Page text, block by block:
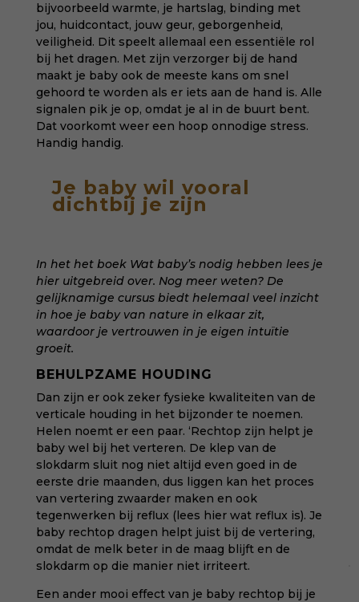
bijvoorbeeld warmte, je hartslag, binding met
jou, huidcontact, jouw geur, geborgenheid,
veiligheid. Dit speelt allemaal een essentiële rol
bij het dragen. Met zijn verzorger bij de hand
maakt je baby ook de meeste kans om snel
gehoord te worden als er iets aan de hand is. Alle
signalen pik je op, omdat je al in de buurt bent.
Dat voorkomt weer een hoop onnodige stress.
Handig handig.
Je baby wil vooral
dichtbij je zijn
In het het boek Wat baby’s nodig hebben lees je
hier uitgebreid over. Nog meer weten? De
gelijknamige cursusbiedt helemaal veel inzicht
in hoe je baby van nature in elkaar zit,
waardoor je vertrouwen in je eigen intuïtie
groeit.
BEHULPZAME HOUDING
Dan zijn er ook zeker fysieke kwaliteiten van de
verticale houding in het bijzonder te noemen.
Helen noemt er een paar. ‘Rechtop zijn helpt je
baby wel bij het verteren. De klep van de
slokdarm sluit nog niet altijd even goed in de
eerste drie maanden, dus liggen kan het proces
van vertering zwaarder maken en ook
tegenwerken bij reflux (lees hierwat reflux is). Je
baby rechtop dragen helpt juist bij de vertering,
omdat de melk beter in de maag blijft en de
slokdarm op die manier niet irriteert.
Een ander mooi effect van je baby rechtop bij je